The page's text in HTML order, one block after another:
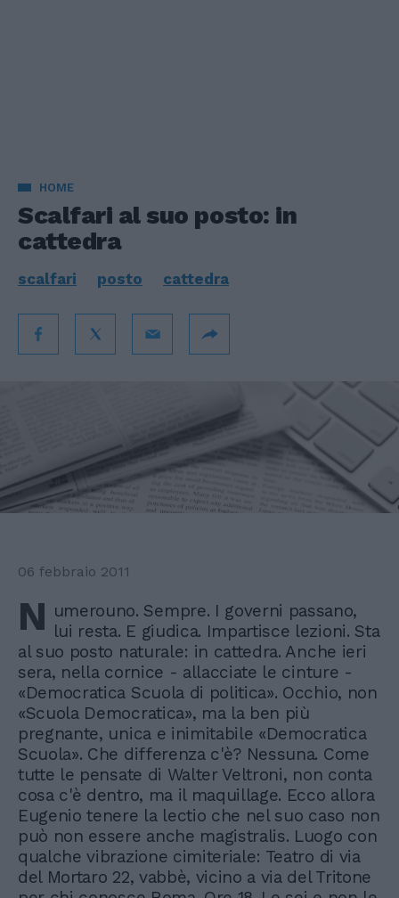
HOME
Scalfari al suo posto: in
cattedra
scalfari posto cattedra
06 febbraio 2011
N umerouno. Sempre. I governi passano,
lui resta. E giudica. Impartisce lezioni. Sta
al suo posto naturale: in cattedra. Anche ieri
sera, nella cornice - allacciate le cinture -
«Democratica Scuola di politica». Occhio, non
«Scuola Democratica», ma la ben più
pregnante, unica e inimitabile «Democratica
Scuola». Che differenza c'è? Nessuna. Come
tutte le pensate di Walter Veltroni, non conta
cosa c'è dentro, ma il maquillage. Ecco allora
Eugenio tenere la lectio che nel suo caso non
può non essere anche magistralis. Luogo con
qualche vibrazione cimiteriale: Teatro di via
del Mortaro 22, vabbè, vicino a via del Tritone